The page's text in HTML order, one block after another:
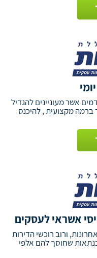
אשר מעוניינים להגדיל
מקצועית , להיכנס
אשראי לעסקים
ורוב רוכשי הדירות
שחוסך להם אלפי